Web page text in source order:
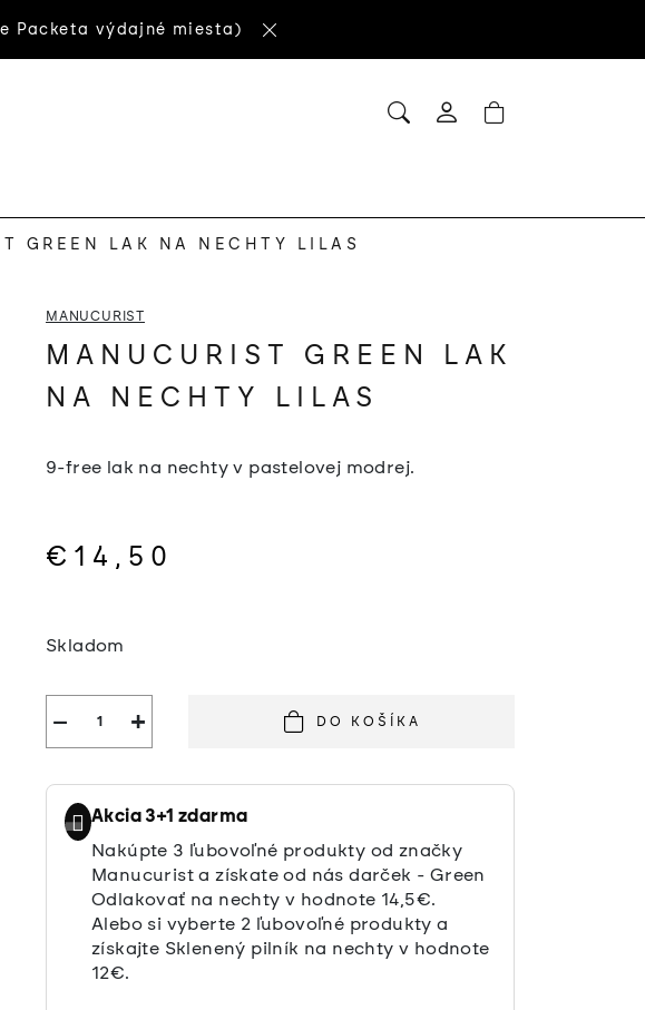
Packeta výdajné miesta)
HĽADAŤNÁKUPNÝ
GREEN LAK NA NECHTY LILAS
MANUCURIST
MANUCURIST GREEN LAK
NA NECHTY LILAS
9-free lak na nechty v pastelovej modrej.
€14,50
cena:
Skladom
+
− DO KOŠÍKA
Akcia 3+1 zdarma
Nakúpte 3 ľubovoľné produkty od značky
Manucurist a získate od nás darček - Green
Odlakovať na nechty v hodnote 14,5€.
Alebo si vyberte 2 ľubovoľné produkty a
získajte Sklenený pilník na nechty v hodnote
12€.